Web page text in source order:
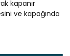
kapanır
ve kapağında